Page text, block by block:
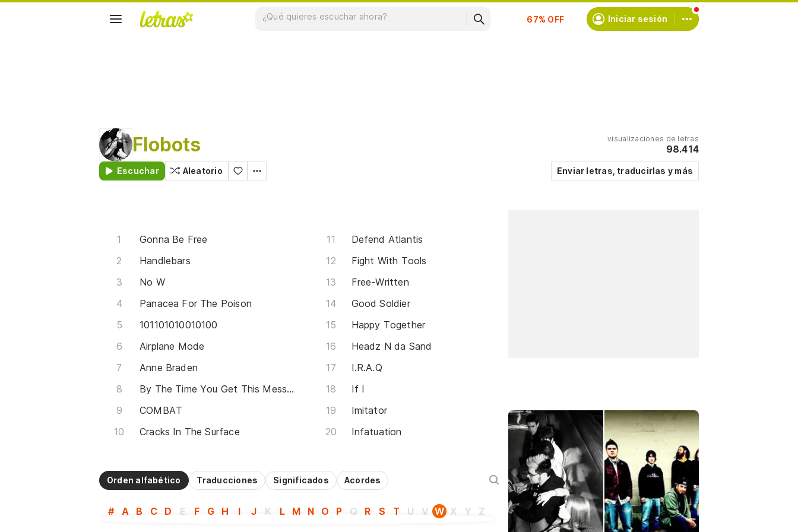
Suscríbete Iniciar sesión
Flobots
Escuchar Aleatorio
visualizaciones de letras
98.414
Enviar letras, traducirlas y más
Gonna Be Free
Handlebars
No W
Panacea For The Poison
101101010010100
Airplane Mode
Anne Braden
By The Time You Get This Message
COMBAT
Cracks In The Surface
Defend Atlantis
Fight With Tools
Free-Written
Good Soldier
Happy Together
Headz N da Sand
I.R.A.Q
If I
Imitator
Infatuation
Orden alfabético Traducciones Significados Acordes
# A B C D E F G H I J K L M N O P Q R S T U V W X Y Z